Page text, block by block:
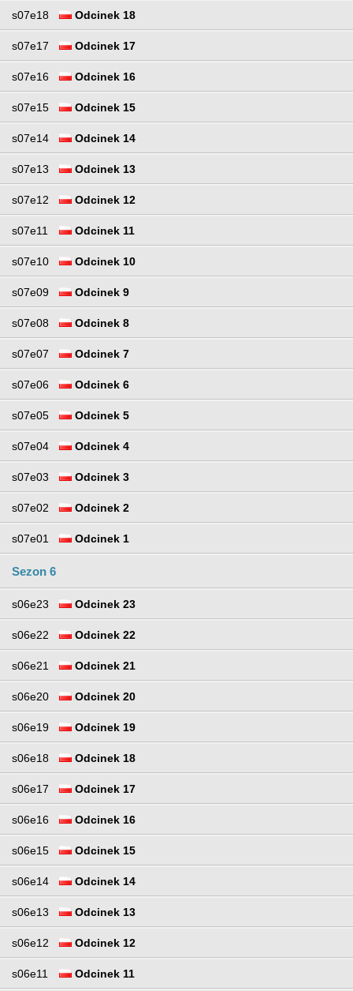
s07e18 Odcinek 18
s07e17 Odcinek 17
s07e16 Odcinek 16
s07e15 Odcinek 15
s07e14 Odcinek 14
s07e13 Odcinek 13
s07e12 Odcinek 12
s07e11 Odcinek 11
s07e10 Odcinek 10
s07e09 Odcinek 9
s07e08 Odcinek 8
s07e07 Odcinek 7
s07e06 Odcinek 6
s07e05 Odcinek 5
s07e04 Odcinek 4
s07e03 Odcinek 3
s07e02 Odcinek 2
s07e01 Odcinek 1
Sezon 6
s06e23 Odcinek 23
s06e22 Odcinek 22
s06e21 Odcinek 21
s06e20 Odcinek 20
s06e19 Odcinek 19
s06e18 Odcinek 18
s06e17 Odcinek 17
s06e16 Odcinek 16
s06e15 Odcinek 15
s06e14 Odcinek 14
s06e13 Odcinek 13
s06e12 Odcinek 12
s06e11 Odcinek 11